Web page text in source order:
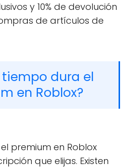
y 10% de devolución
de artículos de
dura el
en Roblox?
premium en Roblox
que elijas. Existen